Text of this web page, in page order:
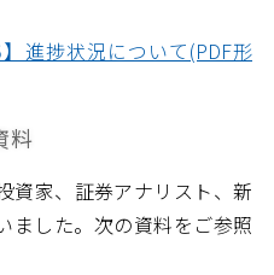
進捗状況について(PDF形
料
資家、証券アナリスト、新
ました。次の資料をご参照